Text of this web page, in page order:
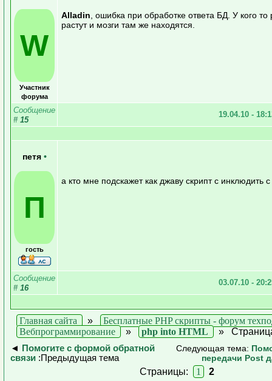
W
Участник
форума
Alladin , ошибка при обработке ответа БД. У кого
растут и мозги там же находятся.
Сообщение
# 15
19.04.10 -
петя •
П
гость
а кто мне подскажет как джаву скрипт с инклюдить
Сообщение
# 16
03.07.10 -
Главная сайта »
Бесплатные PHP скрипты - форум
Вебпрограммирование
» php into HTML »
◄
Помогите с формой обратной
связи :Предыдущая тема
Следующая тема:
передачи Post
Страницы: 1 2